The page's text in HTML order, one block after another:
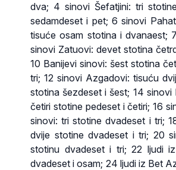
dva; 4 sinovi Šefatjini: tri
sedamdeset i pet; 6 sinovi
tisuće osam stotina i dvanaest;
sinovi Zatuovi: devet stotina
10 Banijevi sinovi: šest stotina
tri; 12 sinovi Azgadovi: tisuću
stotina šezdeset i šest; 14 sinovi
četiri stotine pedeset i četiri; 16
sinovi: tri stotine dvadeset i tri;
dvije stotine dvadeset i tri; 20
stotinu dvadeset i tri; 22 ljudi
dvadeset i osam; 24 ljudi iz Bet